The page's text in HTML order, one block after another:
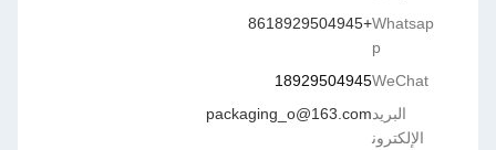
Whatsap
p
+8618929504945
WeChat
18929504945
البريد
الإلكترون
packaging_o@163.com